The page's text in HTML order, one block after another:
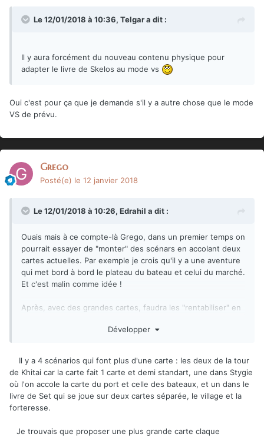
Le 12/01/2018 à 10:36, Telgara dit :
Il y aura forcément du nouveau contenu physique pour
adapter le livre de Skelos au mode vs
Oui c'est pour ça que je demande s'il y a autre chose que le mode
VS de prévu.
Grego
Posté(e) le 12 janvier 2018
Le 12/01/2018 à 10:26, Edrahil a dit :
Ouais mais à ce compte-là Grego, dans un premier temps on
pourrait essayer de "monter" des scénars en accolant deux
cartes actuelles. Par exemple je crois qu'il y a une aventure
qui met bord à bord le plateau du bateau et celui du marché.
Et c'est malin comme idée !
Après, avec des grandes cartes, faudra les "rentabiliser" en
l'air rétif à ton idée, mais non en fait, elle me plait
Développer
Il y a 4 scénarios qui font plus d'une carte : les deux de la tour
de Khitai car la carte fait 1 carte et demi standart, une dans Stygie
où l'on accole la carte du port et celle des bateaux, et un dans le
livre de Set qui se joue sur deux cartes séparée, le village et la
forteresse.
Je trouvais que proposer une plus grande carte claque